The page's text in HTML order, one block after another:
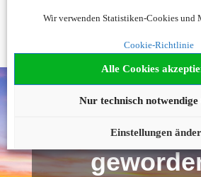
Wir verwenden Statistiken-Cookies und
Cookie-Richtlinie
Alle Cookies
Nur technisch notwendige
Einstellungen
Noch nicht